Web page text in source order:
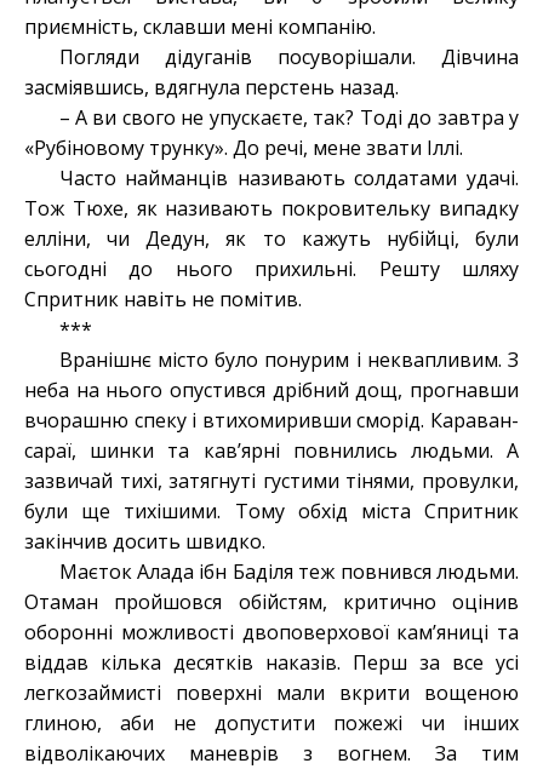
приємність, склавши мені компанію.
Погляди дідуганів посуворішали. Дівчина
засміявшись, вдягнула перстень назад.
– А ви свого не упускаєте, так? Тоді до завтра у
«Рубіновому трунку». До речі, мене звати Іллі.
Часто найманців називають солдатами удачі.
Тож Тюхе, як називають покровительку випадку
елліни, чи Дедун, як то кажуть нубійці, були
сьогодні до нього прихильні. Решту шляху
Спритник навіть не помітив.
***
Вранішнє місто було понурим і неквапливим. З
неба на нього опустився дрібний дощ, прогнавши
вчорашню спеку і втихомиривши сморід. Караван-
сараї, шинки та кав’ярні повнились людьми. А
зазвичай тихі, затягнуті густими тінями, провулки,
були ще тихішими. Тому обхід міста Спритник
закінчив досить швидко.
Маєток Алада ібн Баділя теж повнився людьми.
Отаман пройшовся обійстям, критично оцінив
оборонні можливості двоповерхової кам’яниці та
віддав кілька десятків наказів. Перш за все усі
легкозаймисті поверхні мали вкрити вощеною
глиною, аби не допустити пожежі чи інших
відволікаючих маневрів з вогнем. За тим